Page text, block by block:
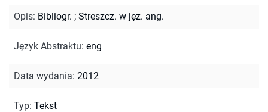
Opis: Bibliogr. ; Streszcz. w jęz. ang.
Język Abstraktu: eng
Data wydania: 2012
Typ: Tekst